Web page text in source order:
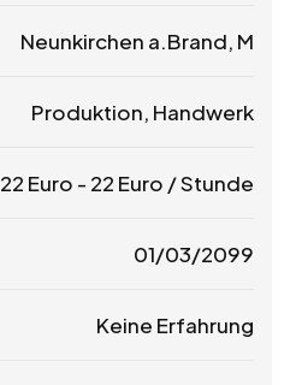
Neunkirchen a.Brand, M
Produktion, Handwerk
22 Euro - 22 Euro / Stunde
01/03/2099
Keine Erfahrung